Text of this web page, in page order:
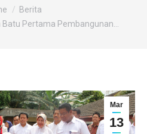
Berita
Pertama Pembangunan…
Mar
13